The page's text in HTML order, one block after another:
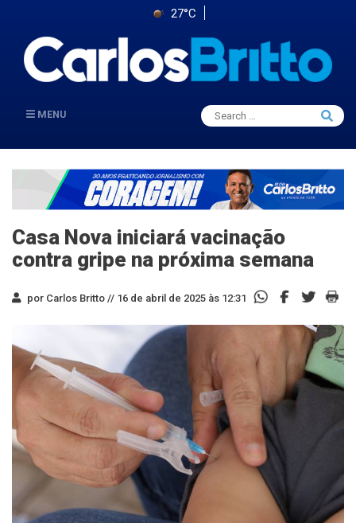
27°C
MENU
Search
for:
Search
Casa Nova iniciará vacinação
contra gripe na próxima semana
por Carlos Britto // 16 de abril de 2025 às 12:31